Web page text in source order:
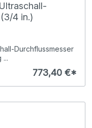
4 in.)
Durchflussmesser
773,40 €*